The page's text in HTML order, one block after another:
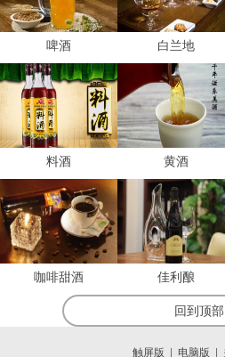
啤酒 白兰地
料酒 黄酒
咖啡甜酒 佳利酿
回到顶部
触屏版 电脑版